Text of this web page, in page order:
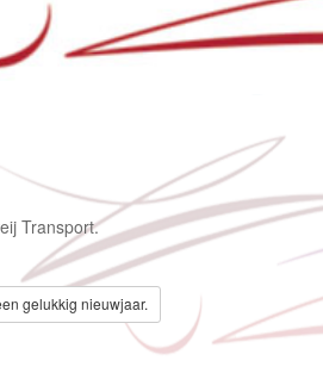
Transport.
gelukkig nieuwjaar.